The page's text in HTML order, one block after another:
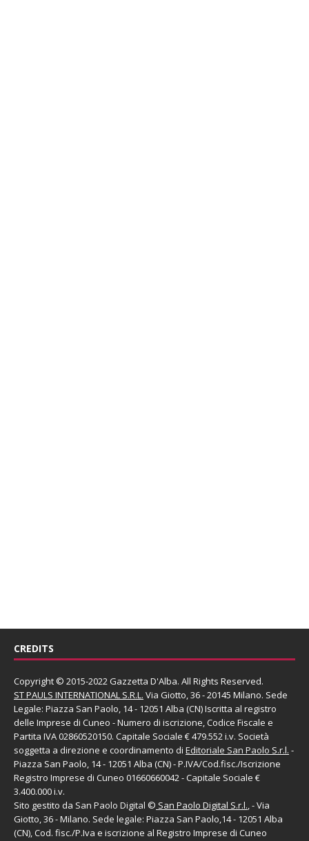
CREDITS
Copyright © 2015-2022 Gazzetta D'Alba. All Rights Reserved.
ST PAULS INTERNATIONAL S.R.L. Via Giotto, 36 - 20145 Milano. Sede
Legale: Piazza San Paolo, 14 - 12051 Alba (CN) Iscritta al registro
delle Imprese di Cuneo - Numero di iscrizione, Codice Fiscale e
Partita IVA 02860520150. Capitale Sociale € 479.552 i.v. Società
soggetta a direzione e coordinamento di Editoriale San Paolo S.r.l. -
Piazza San Paolo, 14 - 12051 Alba (CN) - P.IVA/Cod.fisc./Iscrizione
Registro Imprese di Cuneo 01660660042 - Capitale Sociale €
3.400.000 i.v.
Sito gestito da San Paolo Digital © San Paolo Digital S.r.l., - Via
Giotto, 36 - Milano. Sede legale: Piazza San Paolo,14 - 12051 Alba
(CN), Cod. fisc./P.Iva e iscrizione al Registro Imprese di Cuneo